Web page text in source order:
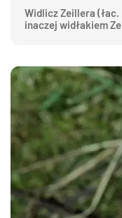
Widlicz Zeillera
inaczej widłakiem